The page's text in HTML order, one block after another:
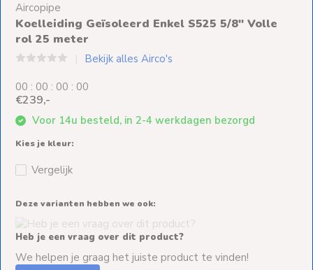
Spoed- en
Weekendleveringen
Klantenservice
Contact
Aircopipe
Koelleiding Geïsoleerd Enkel S525 5/8" Volle
rol 25 meter
Bekijk alles Airco's
00 : 00 : 00 : 00
€239,-
Voor 14u besteld, in 2-4 werkdagen bezorgd
Kies je kleur:
Vergelijk
Deze varianten hebben we ook:
Heb je een vraag over dit product?
We helpen je graag het juiste product te vinden!